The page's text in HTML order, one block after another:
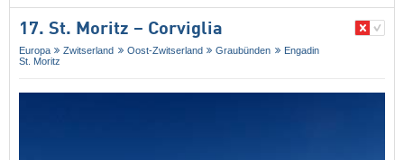
17. St. Moritz – Corviglia
Europa Zwitserland Oost-Zwitserland Graubünden
Engadin
St. Moritz